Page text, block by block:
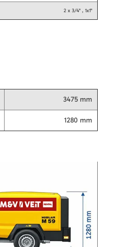
2 x 3/4" , 1x1"
3475 mm
1280 mm